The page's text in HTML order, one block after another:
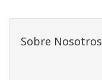
Sobre Nosotros